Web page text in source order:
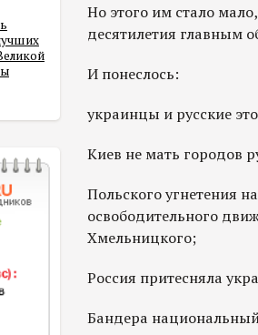
Но этого им стало
десятилетия главным
И понеслось:
украинцы и русские
Киев не мать городов
Польского угнетения
освободительного
Хмельницкого;
Россия притесняла
Бандера